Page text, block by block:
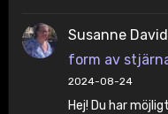
Susanne
form av
2024-08-24
Hej! Du har